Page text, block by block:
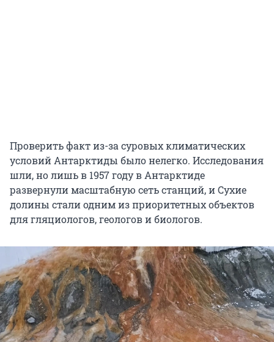
Проверить факт из-за суровых климатических
условий Антарктиды было нелегко. Исследования
шли, но лишь в 1957 году в Антарктиде
развернули масштабную сеть станций, и Сухие
долины стали одним из приоритетных объектов
для гляциологов, геологов и биологов.